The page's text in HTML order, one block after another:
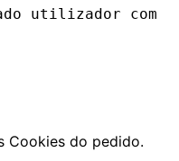
utilizador com
Cookies do pedido.